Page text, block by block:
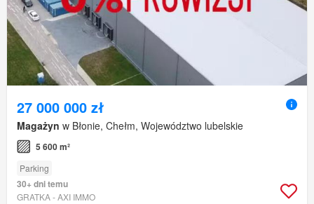
27 000 000 zł
Magażyn w Błonie, Chełm, Województwo lubelskie
5 600 m²
Parking
30+ dni temu
GRATKA - AXI IMMO